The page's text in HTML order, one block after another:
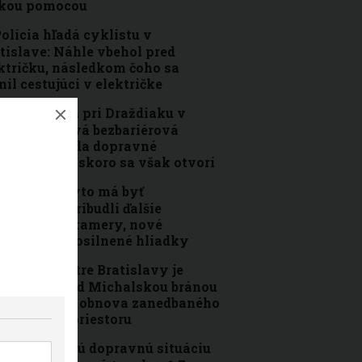
pomocou
hľadá cyklistu v
Náhle vbehol pred
následkom čoho sa
cestujúci v električke
Veľká zmena pri Draždiaku v
Nová bezbariérová
si vyžiada dopravné
čoskoro sa však otvorí
Trnavské mýto má byť
Pribudli ďalšie
kamery, nové
aj posilnené hliadky
Hanba v centre Bratislavy je
Pod Michalskou bránou
veľká obnova zanedbaného
priestoru
Bratislavskú dopravnú situáciu